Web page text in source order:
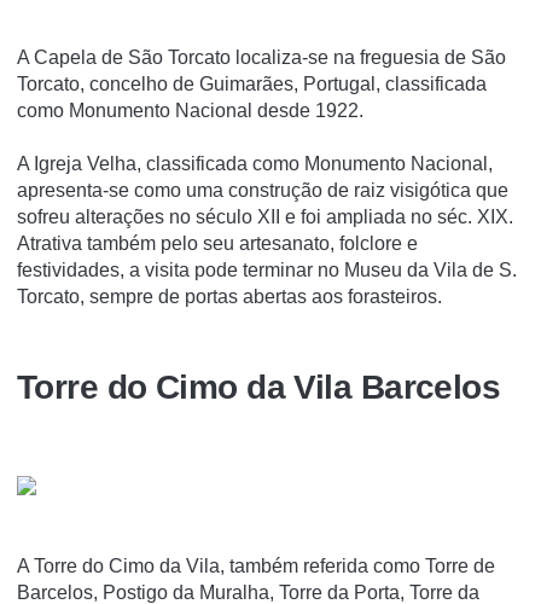
A Capela de São Torcato localiza-se na freguesia de São
Torcato, concelho de Guimarães, Portugal, classificada
como Monumento Nacional desde 1922.
A Igreja Velha, classificada como Monumento Nacional,
apresenta-se como uma construção de raiz visigótica que
sofreu alterações no século XII e foi ampliada no séc. XIX.
Atrativa também pelo seu artesanato, folclore e
festividades, a visita pode terminar no Museu da Vila de S.
Torcato, sempre de portas abertas aos forasteiros.
Torre do Cimo da Vila Barcelos
A Torre do Cimo da Vila, também referida como Torre de
Barcelos, Postigo da Muralha, Torre da Porta, Torre da